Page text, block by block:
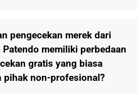
pengecekan merek dari
memiliki perbedaan
gratis yang biasa
pihak non-profesional?